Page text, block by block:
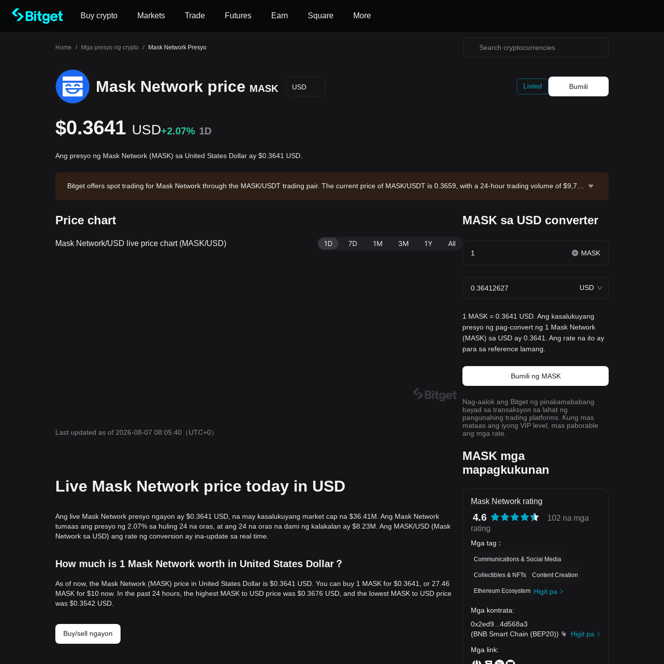
Buy crypto Markets Trade Futures Earn Square More
Home / Mga presyo ng crypto / Mask Network Presyo
Mask Network price MASK USD Listed Bumili
$0.3641 USD+2.07% 1D
Ang presyo ng Mask Network (MASK) sa United States Dollar ay $0.3641 USD.
Bitget offers spot trading for Mask Network through the MASK/USDT trading pair. The current price of MASK/USDT is 0.3659, with a 24-hour trading volume of $9,71
Price chart
Mask Network/USD live price chart (MASK/USD) 1D 7D 1M 3M 1Y All
Last updated as of 2026-08-07 08:05:40 （UTC+0）
Live Mask Network price today in USD
Ang live Mask Network presyo ngayon ay $0.3641 USD, na may kasalukuyang market cap na $36.41M. Ang Mask Network
tumaas ang presyo ng 2.07% sa huling 24 na oras, at ang 24 na oras na dami ng kalakalan ay $8.23M. Ang MASK/USD (Mask
Network sa USD) ang rate ng conversion ay ina-update sa real time.
How much is 1 Mask Network worth in United States Dollar？
As of now, the Mask Network (MASK) price in United States Dollar is $0.3641 USD. You can buy 1 MASK for $0.3641, or 27.46
MASK for $10 now. In the past 24 hours, the highest MASK to USD price was $0.3676 USD, and the lowest MASK to USD price
was $0.3542 USD.
Buy/sell ngayon
MASK sa USD converter
MASK
USD
1 MASK = 0.3641 USD. Ang kasalukuyang
presyo ng pag-convert ng 1 Mask Network
(MASK) sa USD ay 0.3641. Ang rate na ito ay
para sa reference lamang.
Bumili ng MASK
Nag-aalok ang Bitget ng pinakamababang
bayad sa transaksyon sa lahat ng
pangunahing trading platforms. Kung mas
mataas ang iyong VIP level, mas paborable
ang mga rate.
MASK mga
mapagkukunan
Mask Network rating
4.6
102 na mga
rating
Mga tag ：
Communications & Social Media
Collectibles & NFTs Content Creation
Ethereum Ecosystem Higit pa
Mga kontrata:
0x2ed9
4d568a3
(BNB Smart Chain (BEP20))
Higit pa
Mga link: